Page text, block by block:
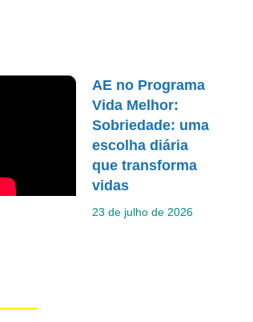
AE no Programa
Vida Melhor:
Sobriedade: uma
escolha diária
que transforma
vidas
23 de julho de 2026